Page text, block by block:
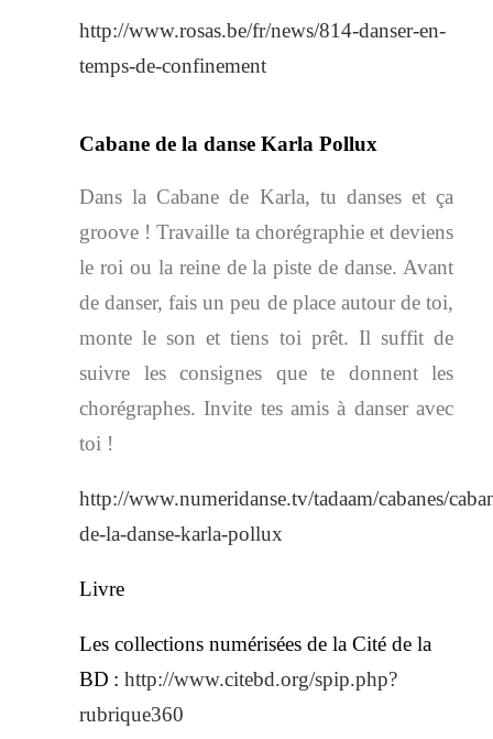
http://www.rosas.be/fr/news/814-danser-en-
temps-de-confinement
Cabane de la danse Karla Pollux
Dans la Cabane de Karla, tu danses et ça
groove ! Travaille ta chorégraphie et deviens
le roi ou la reine de la piste de danse. Avant
de danser, fais un peu de place autour de toi,
monte le son et tiens toi prêt. Il suffit de
suivre les consignes que te donnent les
chorégraphes. Invite tes amis à danser avec
toi !
http://www.numeridanse.tv/tadaam/cabanes/
de-la-danse-karla-pollux
Livre
Les collections numérisées de la Cité de la
BD : http://www.citebd.org/spip.php?
rubrique360